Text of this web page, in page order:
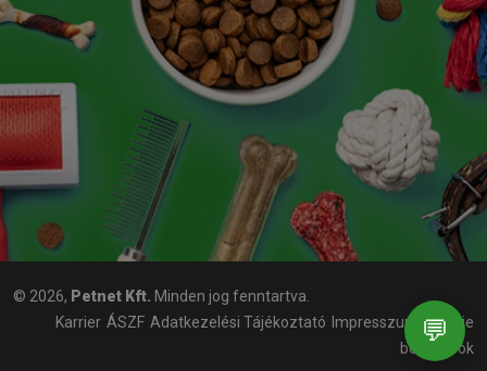
© 2026, Petnet Kft. Minden jog fenntartva.
Karrier ÁSZF Adatkezelési Tájékoztató Impresszum
Cookie
beállítások
💬